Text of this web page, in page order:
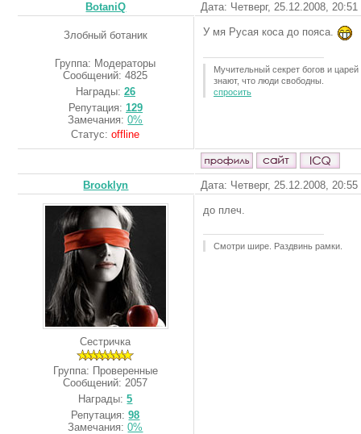
BotaniQ Дата: Четверг, 25.12.2008,
Злобный ботаник
Группа: Модераторы
Сообщений:4825
Награды: 26
Репутация: 129
Замечания:0%
Статус:offline
У мя Русая коса до пояса.
Мучительный секрет богов и царей
знают, что люди свободны.
спросить
Brooklyn Дата: Четверг, 25.12.2008,
Сестричка
Группа: Проверенные
Сообщений: 2057
Награды:5
Репутация:98
Замечания:0%
до плеч.
Смотри шире. Раздвинь рамки.